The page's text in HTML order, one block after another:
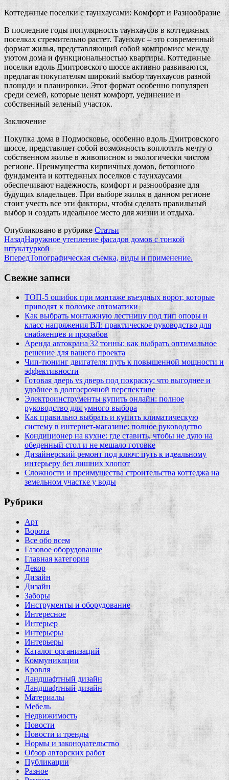
Коттеджные поселки с таунхаусами: Комфорт и Разнообразие
В последние годы популярность таунхаусов в коттеджных
поселках стремительно растет. Таунхаус – это современный
формат жилья, представляющий собой компромисс между
уютом дома и функциональностью квартиры. Коттеджные
поселки вдоль Дмитровского шоссе активно развиваются,
предлагая покупателям широкий выбор таунхаусов разной
площади и планировки. Этот формат особенно популярен
среди семей, которые ценят комфорт, уединение и
собственный зеленый участок.
Заключение
Покупка дома в Подмосковье, особенно вдоль Дмитровского
шоссе, представляет собой возможность воплотить мечту о
собственном жилье в живописном и экологически чистом
регионе. Преимущества кирпичных домов, бетонного
фундамента и коттеджных поселков с таунхаусами
обеспечивают надежность, комфорт и разнообразие для
будущих владельцев. При выборе жилья в данном регионе
стоит учесть все эти факторы, чтобы сделать правильный
выбор и создать идеальное место для жизни и отдыха.
Опубликовано в рубрике Статьи
НазадНаружное утепление фасадов домов с тонкой
штукатуркой
ВпередТопографическая съемка, виды и применение.
Свежие записи
ТОП-5 ошибок при монтаже въездных ворот, которые
приводят к поломке автоматики
Как выбрать монтажную лестницу под тип опоры и
класс напряжения ВЛ: практическое руководство для
снабженцев и прорабов
Аренда автокрана 32 тонны: как выбрать оптимальное
решение для вашего проекта
Чип‑тюнинг двигателя: путь к повышенной мощности и
эффективности
Готовая дверь vs дверь под покраску: что выгоднее и
удобнее в долгосрочной перспективе
Электроинструменты купить онлайн: полное
руководство для умного выбора
Как правильно выбрать и купить климатическую
систему в интернет‑магазине: полное руководство
Кондиционер на кухне: где ставить, чтобы не дуло на
обеденный стол и не мешало готовке
Дизайнерский ремонт под ключ: путь к идеальному
интерьеру без лишних хлопот
Сложности и преимущества строительства коттеджа на
земельном участке у воды
Рубрики
Арт
Ворота
Все обо всем
Газовое оборудование
Главная категория
Декор
Дизайн
Дизайн
Заборы
Инструменты и оборудование
Интересное
Интерьер
Интерьеры
Интерьеры
Каталог организаций
Коммуникации
Кровля
Ландшафтный дизайн
Ландшафтный дизайн
Материалы
Мебель
Недвижимость
Новости
Новости и тренды
Нормы и законодательство
Обзор авторских работ
Публикации
Разное